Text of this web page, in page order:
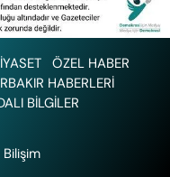
ÖZEL HABER
HABERLERİ
BİLGİLER
Bilişim